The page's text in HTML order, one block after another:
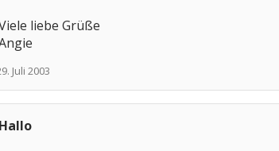
liebe Grüße
Juli 2003
Hallo